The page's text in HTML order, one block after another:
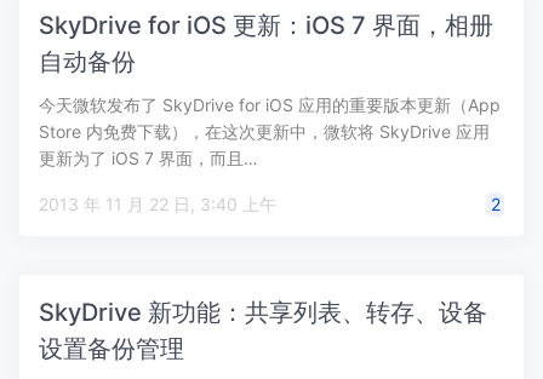
SkyDrive for iOS 更新：iOS 7 界面，相册
自动备份
今天微软发布了 SkyDrive for iOS 应用的重要版本更新（App
Store 内免费下载），在这次更新中，微软将 SkyDrive 应用
更新为了 iOS 7 界面，而且…
2013 年 11 月 22 日, 3:40 上午 2
SkyDrive 新功能：共享列表、转存、设备
设置备份管理